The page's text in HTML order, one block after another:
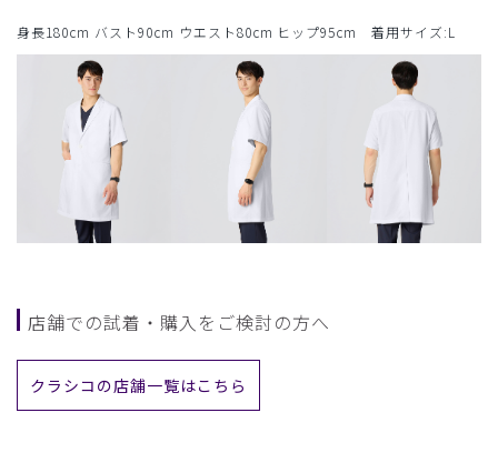
身長180cm バスト90cm ウエスト80cm ヒップ95cm 着用サイズ:L
店舗での試着・購入をご検討の方へ
クラシコの店舗一覧はこちら